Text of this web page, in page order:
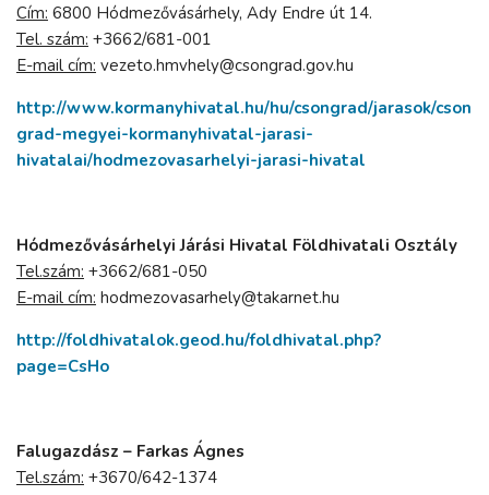
Cím: 6800 Hódmezővásárhely, Ady Endre út 14.
Tel. szám: +3662/681-001
E-mail cím: vezeto.hmvhely@csongrad.gov.hu
http://www.kormanyhivatal.hu/hu/csongrad/jarasok/cson
grad-megyei-kormanyhivatal-jarasi-
hivatalai/hodmezovasarhelyi-jarasi-hivatal
Hódmezővásárhelyi Járási Hivatal Földhivatali Osztály
Tel.szám: +3662/681-050
E-mail cím: hodmezovasarhely@takarnet.hu
http://foldhivatalok.geod.hu/foldhivatal.php?
page=CsHo
Falugazdász – Farkas Ágnes
Tel.szám: +3670/642-1374